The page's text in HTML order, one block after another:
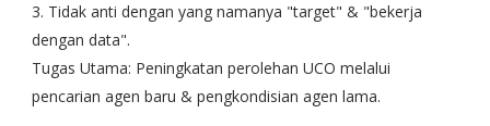
3. Tidak anti dengan yang namanya "target" & "bekerja
dengan data".
Tugas Utama: Peningkatan perolehan UCO melalui
pencarian agen baru & pengkondisian agen lama.